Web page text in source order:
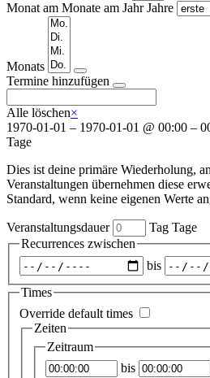
Monat am Monate am Jahr Jahre
Monats
Wochentage
Termine hinzufügen
Alle löschen×
1970-01-01 – 1970-01-01 @ 00:00 –
Tage
Dies ist deine primäre Wiederholung,
Veranstaltungen übernehmen diese
Standard, wenn keine eigenen Werte
Veranstaltungsdauer Tag Tage
Recurrences zwischen
Zeitraum
auswählen
bis
Times
Override default times
Zeiten
Zeitraum
Startzeitpunkt bis Endzeitpunkt